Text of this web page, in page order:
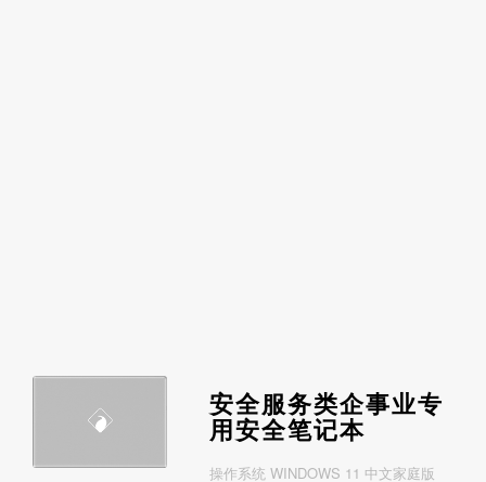
安全服务类企事业专
用安全笔记本
操作系统 WINDOWS 11 中文家庭版